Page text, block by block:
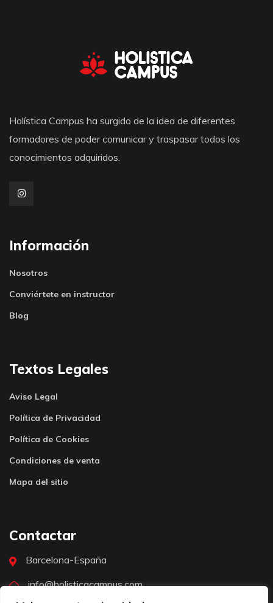
Holística Campus ha surgido de la idea de diferentes
formadores de poder comunicar y traspasar todos los
conocimientos adquiridos.
Información
Nosotros
Conviértete en instructor
Blog
Textos Legales
Aviso Legal
Política de Privacidad
Política de Cookies
Condiciones de venta
Mapa del sitio
Contactar
Barcelona-España
info@holisticacampus.com